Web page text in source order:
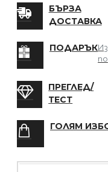
БЪРЗА
ДОСТАВКА
ПОДАРЪК
ПРЕГЛЕД/
ТЕСТ
ГОЛЯМ